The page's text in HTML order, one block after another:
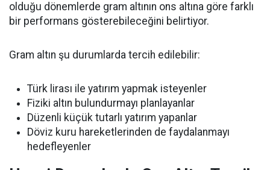
olduğu dönemlerde gram altının ons altına göre farklı
bir performans gösterebileceğini belirtiyor.
Gram altın şu durumlarda tercih edilebilir:
Türk lirası ile yatırım yapmak isteyenler
Fiziki altın bulundurmayı planlayanlar
Düzenli küçük tutarlı yatırım yapanlar
Döviz kuru hareketlerinden de faydalanmayı
hedefleyenler